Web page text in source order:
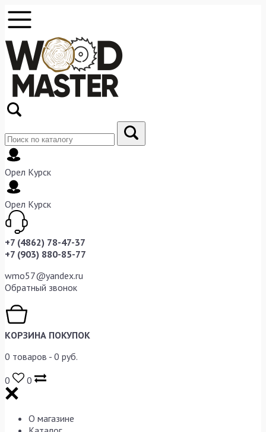
Орел Курск
Орел Курск
+7 (4862) 78-47-37
+7 (903) 880-85-77
wmo57@yandex.ru
Обратный звонок
КОРЗИНА ПОКУПОК
0 товаров - 0 руб.
0
0
О магазине